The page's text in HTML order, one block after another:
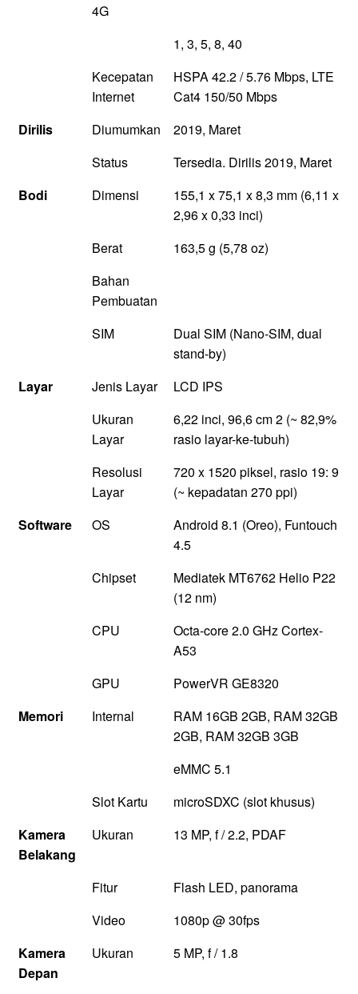
4G
1, 3, 5, 8, 40
Kecepatan
Internet
HSPA 42.2 / 5.76 Mbps, LTE
Cat4 150/50 Mbps
Dirilis
Diumumkan
2019, Maret
Status
Tersedia. Dirilis 2019, Maret
Bodi
Dimensi
155,1 x 75,1 x 8,3 mm (6,11 x
2,96 x 0,33 inci)
Berat
163,5 g (5,78 oz)
Bahan
Pembuatan
SIM
Dual SIM (Nano-SIM, dual
stand-by)
Layar
Jenis Layar
LCD IPS
Ukuran
Layar
6,22 inci, 96,6 cm 2 (~ 82,9%
rasio layar-ke-tubuh)
Resolusi
Layar
720 x 1520 piksel, rasio 19: 9
(~ kepadatan 270 ppi)
Software
OS
Android 8.1 (Oreo), Funtouch
4.5
Chipset
Mediatek MT6762 Helio P22
(12 nm)
CPU
Octa-core 2.0 GHz Cortex-
A53
GPU
PowerVR GE8320
Memori
Internal
RAM 16GB 2GB, RAM 32GB
2GB, RAM 32GB 3GB
eMMC 5.1
Slot Kartu
microSDXC (slot khusus)
Kamera
Belakang
Ukuran 13 MP, f / 2.2, PDAF
Fitur
Flash LED, panorama
Video
1080p @ 30fps
Kamera
Depan
Ukuran 5 MP, f / 1.8